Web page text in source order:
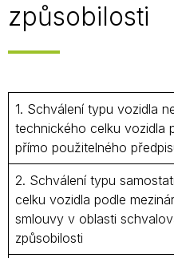
způsobilosti
1. Schválení typu vozidla
technického celku vozidla
přímo použitelného
2. Schválení typu
celku vozidla podle
smlouvy v oblasti
způsobilosti